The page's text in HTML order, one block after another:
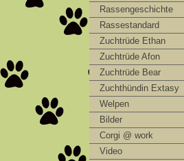
Rassengeschichte
Rassestandard
Zuchtrüde Ethan
Zuchtrüde Afon
Zuchtrüde Bear
Zuchthündin Extasy
Welpen
Bilder
Corgi @ work
Video